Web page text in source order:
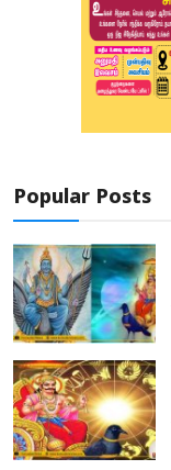
Popular Posts